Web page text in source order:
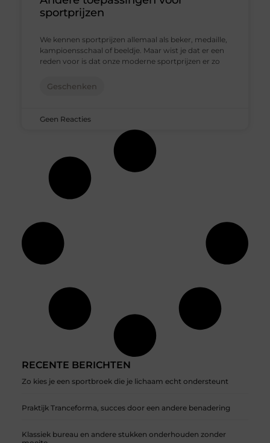
RECENTE BERICHTEN
Zo kies je een sportbroek die je lichaam echt ondersteunt
Praktijk Tranceforma, succes door een andere benadering
Klassiek bureau en andere stukken onderhouden zonder
sportprijzen
We kennen sportprijzen allemaal als beker, medaille,
kampioensschaal of beeldje. Maar wist je dat er een
reden voor is dat onze moderne sportprijzen er zo
Geschenken
Geen Reacties